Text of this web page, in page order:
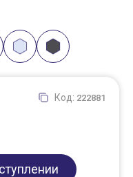
Код: 222881